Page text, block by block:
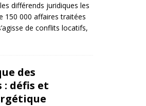
différends juridiques les
150 000 affaires traitées
de conflits locatifs,
des
: défis et